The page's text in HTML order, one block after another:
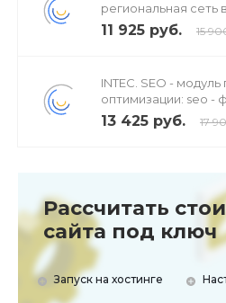
региональная сеть
продвижением в
11 925 руб. 15
INTEC. SEO -
оптимизации: seo -
- текстов, H1, мета-
13 425 руб. 17
Рассчитать
сайта под ключ
Запуск на хостинге